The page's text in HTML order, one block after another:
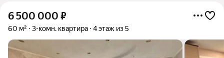
6 500 000 ₽
60 м² 3-комн. квартира 4 этаж из 5